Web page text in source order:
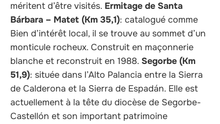
méritent d’être visités. Ermitage de Santa
Bárbara – Matet (Km 35,1): catalogué comme
Bien d’intérêt local, il se trouve au sommet d’un
monticule rocheux. Construit en maçonnerie
blanche et reconstruit en 1988. Segorbe (Km
51,9): située dans l’Alto Palancia entre la Sierra
de Calderona et la Sierra de Espadán. Elle est
actuellement à la tête du diocèse de Segorbe-
Castellón et son important patrimoine